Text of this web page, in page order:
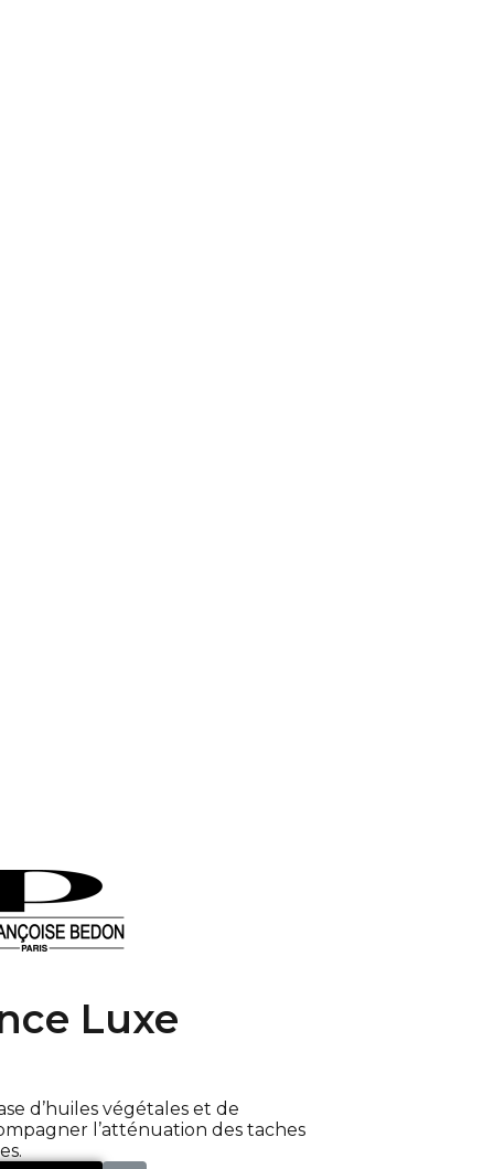
Luxe
d’huiles végétales et de
l’atténuation des taches